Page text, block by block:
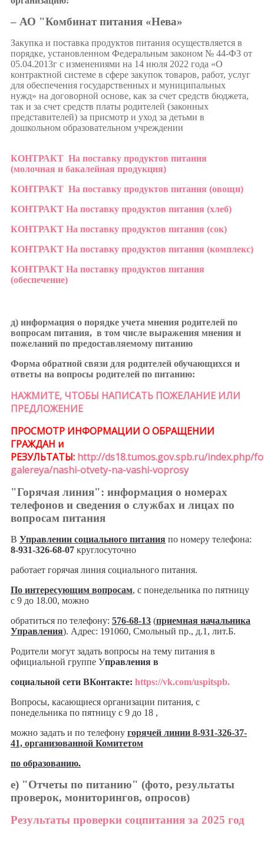
– АО "Комбинат питания «Нева»
Закупка и поставка продуктов питания осуществляется в
порядке, установленном Федеральным законом № 44-ФЗ от
05.04.2013г с изменениями на 14 июля 2022 года «О
контрактной системе в сфере закупок товаров, работ, услуг
для обеспечения государственных и муниципальных
нужд» на договорной основе, как за счет средств бюджета,
так и за счет средств платы родителей (законных
представителей) за присмотр и уход за детьми в
дошкольном образовательном учреждении
КОНТРАКТ На поставку продуктов питания
(молочная и бакалейная продукция)
КОНТРАКТ На поставку продуктов питания (овощи)
КОНТРАКТ На поставку продуктов питания (хлеб)
КОНТРАКТ На поставку продуктов питания (сок)
КОНТРАКТ На поставку продуктов питания (комплекс)
КОНТРАКТ На поставку продуктов питания
(обеспечение)
д) информация о порядке учета мнения родителей по
вопросам питания, в том числе выражения мнения и
пожеланий по предоставляемому питанию
Форма обратной связи для родителей обучающихся и
ответы на вопросы родителей по питанию:
НАЖМИТЕ, ЧТОБЫ НАПИСАТЬ ПОЖЕЛАНИЕ ИЛИ
ПРЕДЛОЖЕНИЕ
ПРОСМОТР ИНФОРМАЦИИ О ОБРАЩЕНИИ
ГРАЖДАН и
РЕЗУЛЬТАТЫ: http://ds18.tumos.gov.spb.ru/index.php/
galereya/nashi-otvety-na-vashi-voprosy
"Горячая линия": информация о номерах
телефонов и сведения о службах и лицах по
вопросам питания
В Управлении социального питания по номеру телефона:
8-931-326-68-07 круглосуточно
работает горячая линия социального питания.
По интересующим вопросам, с понедельника по пятницу
с 9 до 18.00, можно
обратиться по телефону: 576-68-13 (приемная начальника
Управления). Адрес: 191060, Смольный пр., д.1, лит.Б.
Родители могут задать вопросы на тему питания в
официальной группе Управления в
социальной сети ВКонтакте: https://vk.com/uspitspb.
Вопросы, касающиеся организации питания, с
понедельника по пятницу с 9 до 18 ,
можно задать и по телефону горячей линии 8-931-326-37-
41, организованной Комитетом
по образованию.
е) "Отчеты по питанию" (фото, результаты
проверок, мониторингов, опросов)
Результаты проверки соцпитания за 2025 год